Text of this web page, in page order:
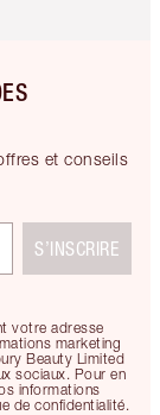
et conseils
votre adresse
marketing
Beauty Limited
sociaux. Pour en
informations
de confidentialité.
S’INSCRIRE